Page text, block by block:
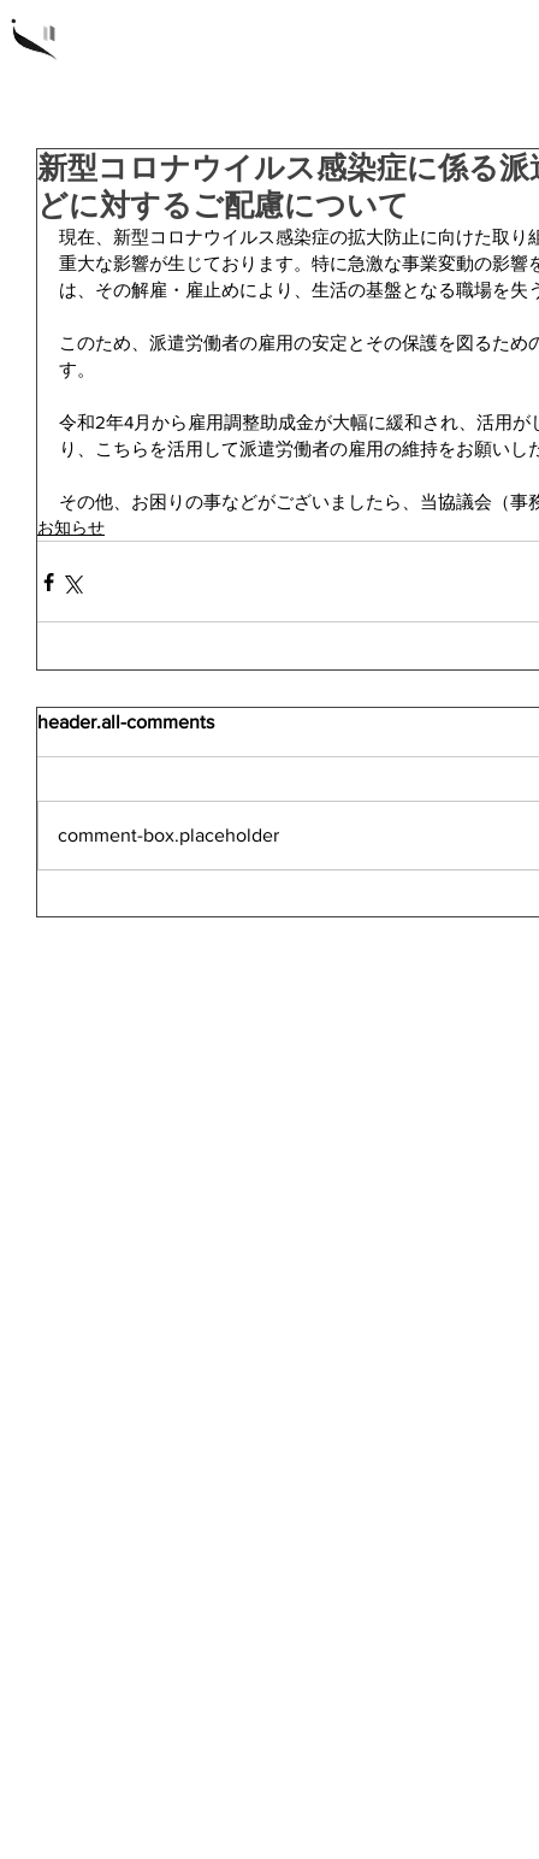
新型コロナウイルス感染症に係る
どに対するご配慮について
現在、新型コロナウイルス感染症の拡大防止に向けた取り
重大な影響が生じております。特に急激な事業変動の影響
は、その解雇・雇止めにより、生活の基盤となる職場を失
このため、派遣労働者の雇用の安定とその保護を図るため
す。
令和2年4月から雇用調整助成金が大幅に緩和され、活用
り、こちらを活用して派遣労働者の雇用の維持をお願いし
その他、お困りの事などがございましたら、当協議会（事
お知らせ
header.all-comments
comment-box.placeholder